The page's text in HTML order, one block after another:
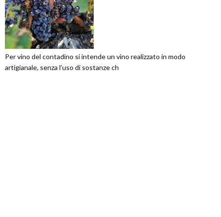
Per vino del contadino si intende un vino realizzato in modo
artigianale, senza l’uso di sostanze ch